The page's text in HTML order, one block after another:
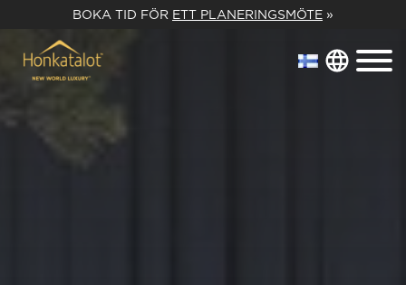
BOKA TID FÖR ETT PLANERINGSMÖTE »